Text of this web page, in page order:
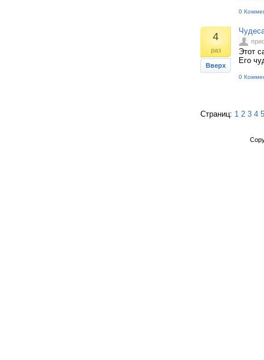
0
4
раз
Вверх
Этот
Его
0
Страниц: 1 2 3 4 5